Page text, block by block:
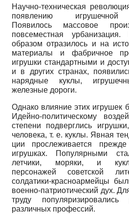
Научно-техническая
появлению игрушечной
Появилось массовое
повсеместная
образом отразилось и на
материалы и фабричное
игрушки стандартными и
и в других странах,
нарядные куклы,
железные дороги.
Однако влияние этих игрушек
Идейно-политическому
степени подверглись
человека, т. е. куклы. Явная
ции прослеживается
игрушках. Популярными
летчики, моряки, и
персонажей советской
солдатики-красноармейцы
военно-патриотический дух.
труду
различных профессий.